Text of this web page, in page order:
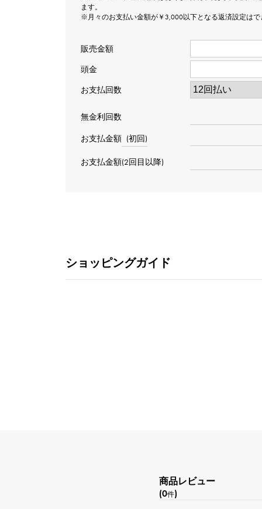
ます。
※月々のお支払い金額が￥3,000以下となる返済設定はで
販売金額
頭金
お支払回数
無金利回数
お支払金額 (初回)
お支払金額(2回目以降)
ショッピングガイド
商品レビュー
(0件)